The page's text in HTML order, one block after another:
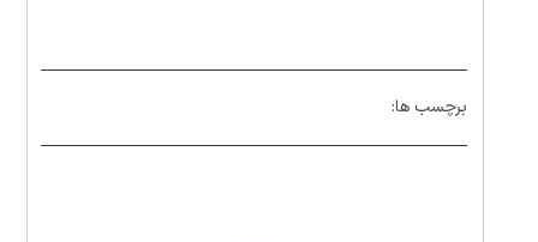
برچسب ها: